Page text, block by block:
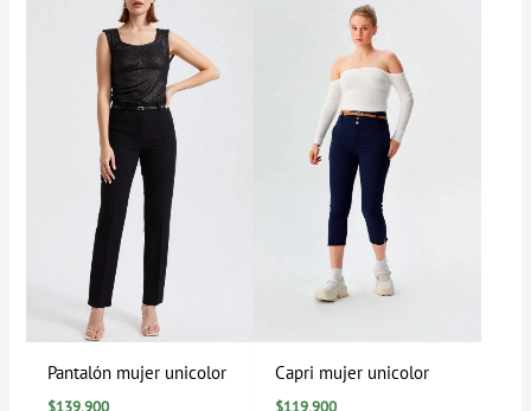
Pantalón mujer unicolor
$139.900
Capri mujer unicolor
$119.900